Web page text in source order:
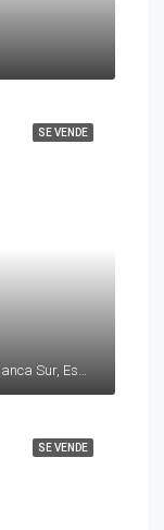
SE VENDE
SE VENDE